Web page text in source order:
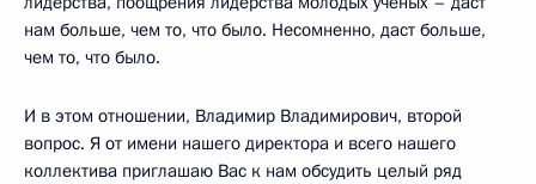
нам больше, чем то, что было. Несомненно, даст больше,
чем то, что было.
И в этом отношении, Владимир Владимирович, второй
вопрос. Я от имени нашего директора и всего нашего
коллектива приглашаю Вас к нам обсудить целый ряд